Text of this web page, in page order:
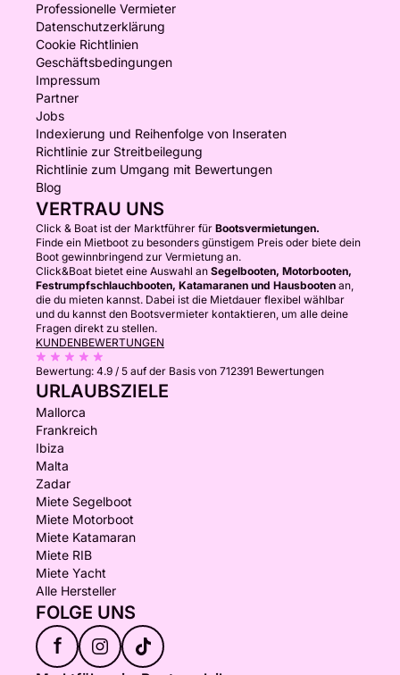
Professionelle Vermieter
Datenschutzerklärung
Cookie Richtlinien
Geschäftsbedingungen
Impressum
Partner
Jobs
Indexierung und Reihenfolge von Inseraten
Richtlinie zur Streitbeilegung
Richtlinie zum Umgang mit Bewertungen
Blog
VERTRAU UNS
Click & Boat ist der Marktführer für Bootsvermietungen.
Finde ein Mietboot zu besonders günstigem Preis oder biete dein
Boot gewinnbringend zur Vermietung an.
Click&Boat bietet eine Auswahl an Segelbooten, Motorbooten,
Festrumpfschlauchbooten, Katamaranen und Hausbooten an,
die du mieten kannst. Dabei ist die Mietdauer flexibel wählbar
und du kannst den Bootsvermieter kontaktieren, um alle deine
Fragen direkt zu stellen.
KUNDENBEWERTUNGEN
Bewertung: 4.9 / 5 auf der Basis von 712391 Bewertungen
URLAUBSZIELE
Mallorca
Frankreich
Ibiza
Malta
Zadar
Miete Segelboot
Miete Motorboot
Miete Katamaran
Miete RIB
Miete Yacht
Alle Hersteller
FOLGE UNS
f